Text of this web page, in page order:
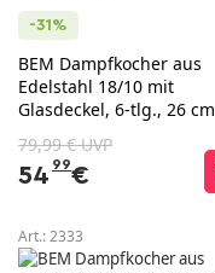
-31%
BEM Dampfkocher aus
Edelstahl 18/10 mit
Glasdeckel, 6-tlg., 26 cm
79,99 € UVP
54 99€
Art.:2333